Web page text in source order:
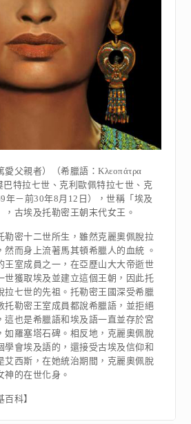
愛父親者）（希臘語：Κλεοπάτρα
巴特拉七世、克利歐佩特拉七世、克
年－前30年8月12日），世稱「埃及
，古埃及托勒密王朝末代女王。
勒密十二世所生，雖然克麗奧佩脫拉
然而身上流著馬其頓希臘人的血統 。
王室成員之一，在亞歷山大大帝逝世
世獲取埃及並建立這個王朝，因此托
拉七世的先祖。托勒密王國深受希臘
托勒密王室成員都說希臘語，並拒絕
這也是希臘語和埃及語一直並存於宮
如羅塞塔石碑。相反地，克麗奧佩脫
學會埃及語的，還接受古埃及信仰和
艾西斯，在她統治期間，克麗奧佩脫
神的在世化身。
科】